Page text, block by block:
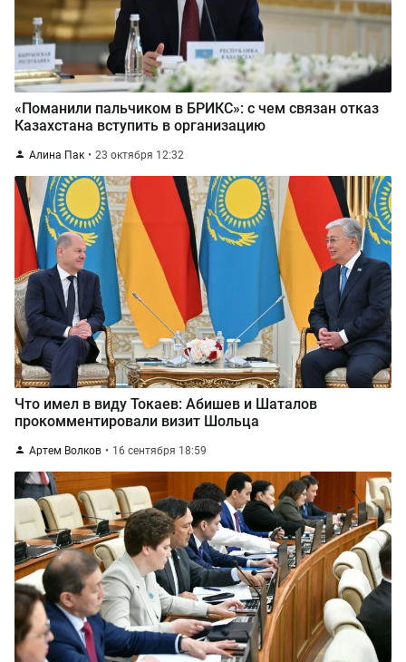
«Поманили пальчиком в БРИКС»: с чем связан отказ
Казахстана вступить в организацию
Алина Пак 23 октября 12:32
Что имел в виду Токаев: Абишев и Шаталов
прокомментировали визит Шольца
Артем Волков 16 сентября 18:59